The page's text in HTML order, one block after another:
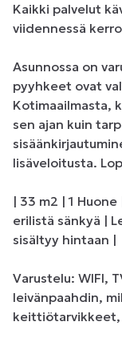
Kaikki palvelut
viidennessä
Asunnossa on
pyyhkeet ovat
Kotimaailmasta,
sen ajan kuin
lisäveloitusta.
| 33 m2 | 1
erilistä sänkyä |
sisältyy hintaan |
Varustelu: WIFI,
leivänpaahdin,
keittiötarvikkeet,